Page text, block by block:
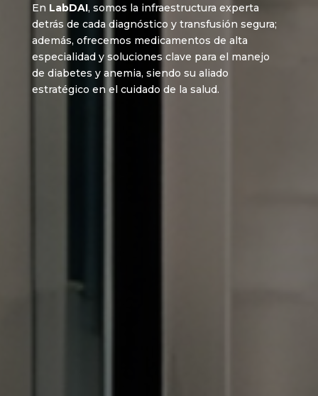
En LabDAI, somos la infraestructura experta
detrás de cada diagnóstico y transfusión segura;
además, ofrecemos medicamentos de alta
especialidad y soluciones clave para el manejo
de diabetes y anemia, siendo su aliado
estratégico en el cuidado de la salud.